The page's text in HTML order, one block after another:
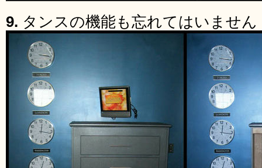
9. タンスの機能も忘れてはいません